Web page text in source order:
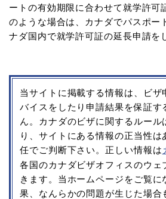
ートの有効期限に合わせて就学許可
のような場合は、カナダでパスポー
ナダ国内で就学許可証の延長申請を
当サイトに掲載する情報は、ビザ
バイスをしたり申請結果を保証す
ん。カナダのビザに関するルール
り、サイトにある情報の正当性
任でご判断下さい。正しい情報は
各国のカナダビザオフィスのウェ
きます。当ホームページをご覧に
果、なんらかの問題が生じた場合